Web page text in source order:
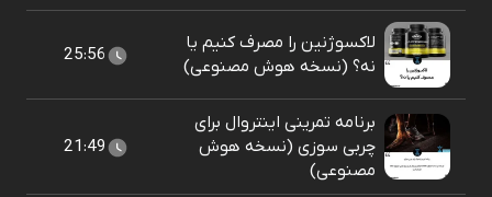
لاکسوژنین را مصرف کنیم یا
نه؟ (نسخه هوش مصنوعی)
25:56
برنامه تمرینی اینتروال برای
چربی سوزی (نسخه هوش
مصنوعی)
21:49